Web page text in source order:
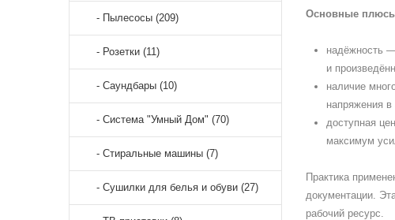
- Пылесосы (209)
- Розетки (11)
- Саундбары (10)
- Система "Умный Дом" (70)
- Стиральные машины (7)
- Сушилки для белья и обуви (27)
Основные плюсы
надёжность
и
наличие
напряжения в
доступная
максимум
Практика
документации.
рабочий ресурс.